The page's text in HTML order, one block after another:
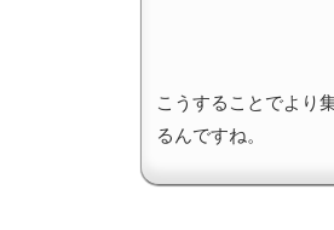
こうすることでより
るんですね。